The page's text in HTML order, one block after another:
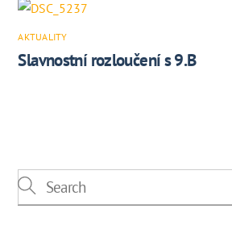
AKTUALITY
Slavnostní rozloučení s 9.B